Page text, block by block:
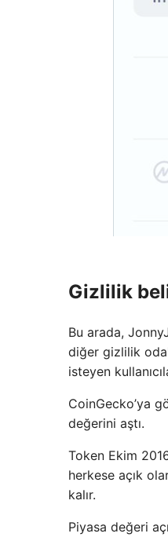
Gizlilik
Bu arada,
diğer gizlilik
isteyen
CoinGecko’ya
değerini aştı.
Token Ekim
herkese açık
kalır.
Piyasa değeri